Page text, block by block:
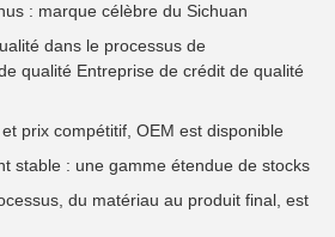
: marque célèbre du Sichuan
dans le processus de
qualité Entreprise de crédit de qualité
prix compétitif, OEM est disponible
stable : une gamme étendue de stocks
du matériau au produit final, est